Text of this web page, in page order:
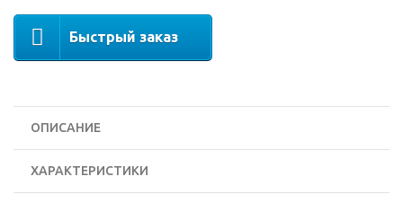
Быстрый заказ
ОПИСАНИЕ
ХАРАКТЕРИСТИКИ